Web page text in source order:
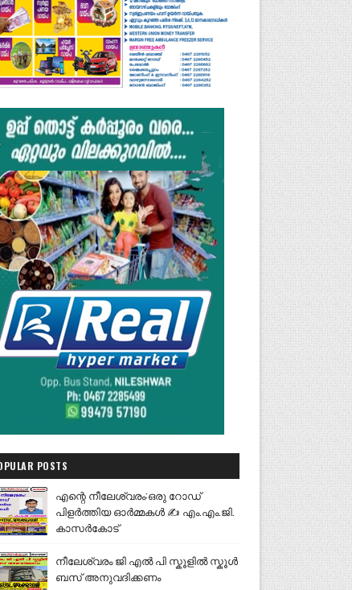
POSTS
എന്റെ നീലേശ്വരം:ഒരു റോഡ്
പിളർത്തിയ ഓർമ്മകൾ ✍️ എം.എം.ജി.
കാസർകോട്
നീലേശ്വരം ജി എൽ പി സ്കൂളിൽ സ്കൂൾ
ബസ് അനുവദിക്കണം